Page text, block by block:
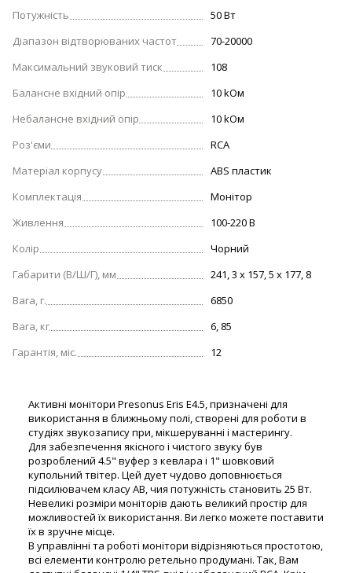
Потужність
50 Вт
Діапазон відтворюваних частот
70-20000
Максимальний звуковий тиск
108
Балансне вхідний опір
10 kOм
Небалансне вхідний опір
10 kОм
Роз'єми
RCA
Матеріал корпусу
ABS пластик
Комплектація
Монітор
Живлення
100-220 В
Колір
Чорний
Габарити (В/Ш/Г), мм
241, 3 х 157, 5 х 177, 8
Вага, г.
6850
Вага, кг
6, 85
Гарантія, міс.
12
Активні монітори Presonus Eris E4.5, призначені для
використання в ближньому полі, створені для роботи в
студіях звукозапису при, мікшеруванні і мастерингу.
Для забезпечення якісного і чистого звуку був
розроблений 4.5" вуфер з кевлара і 1" шовковий
купольний твітер. Цей дует чудово доповнюється
підсилювачем класу АВ, чия потужність становить 25 Вт.
Невеликі розміри моніторів дають великий простір для
можливостей їх використання. Ви легко можете поставити
їх в зручне місце.
В управлінні та роботі монітори відрізняються простотою,
всі елементи контролю ретельно продумані. Так, Вам